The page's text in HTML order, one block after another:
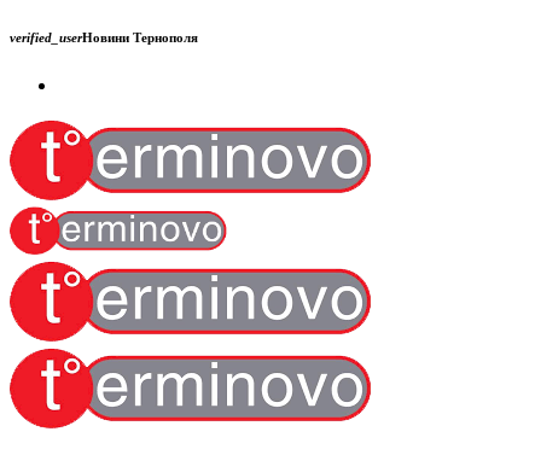
verified_userНовини Тернополя